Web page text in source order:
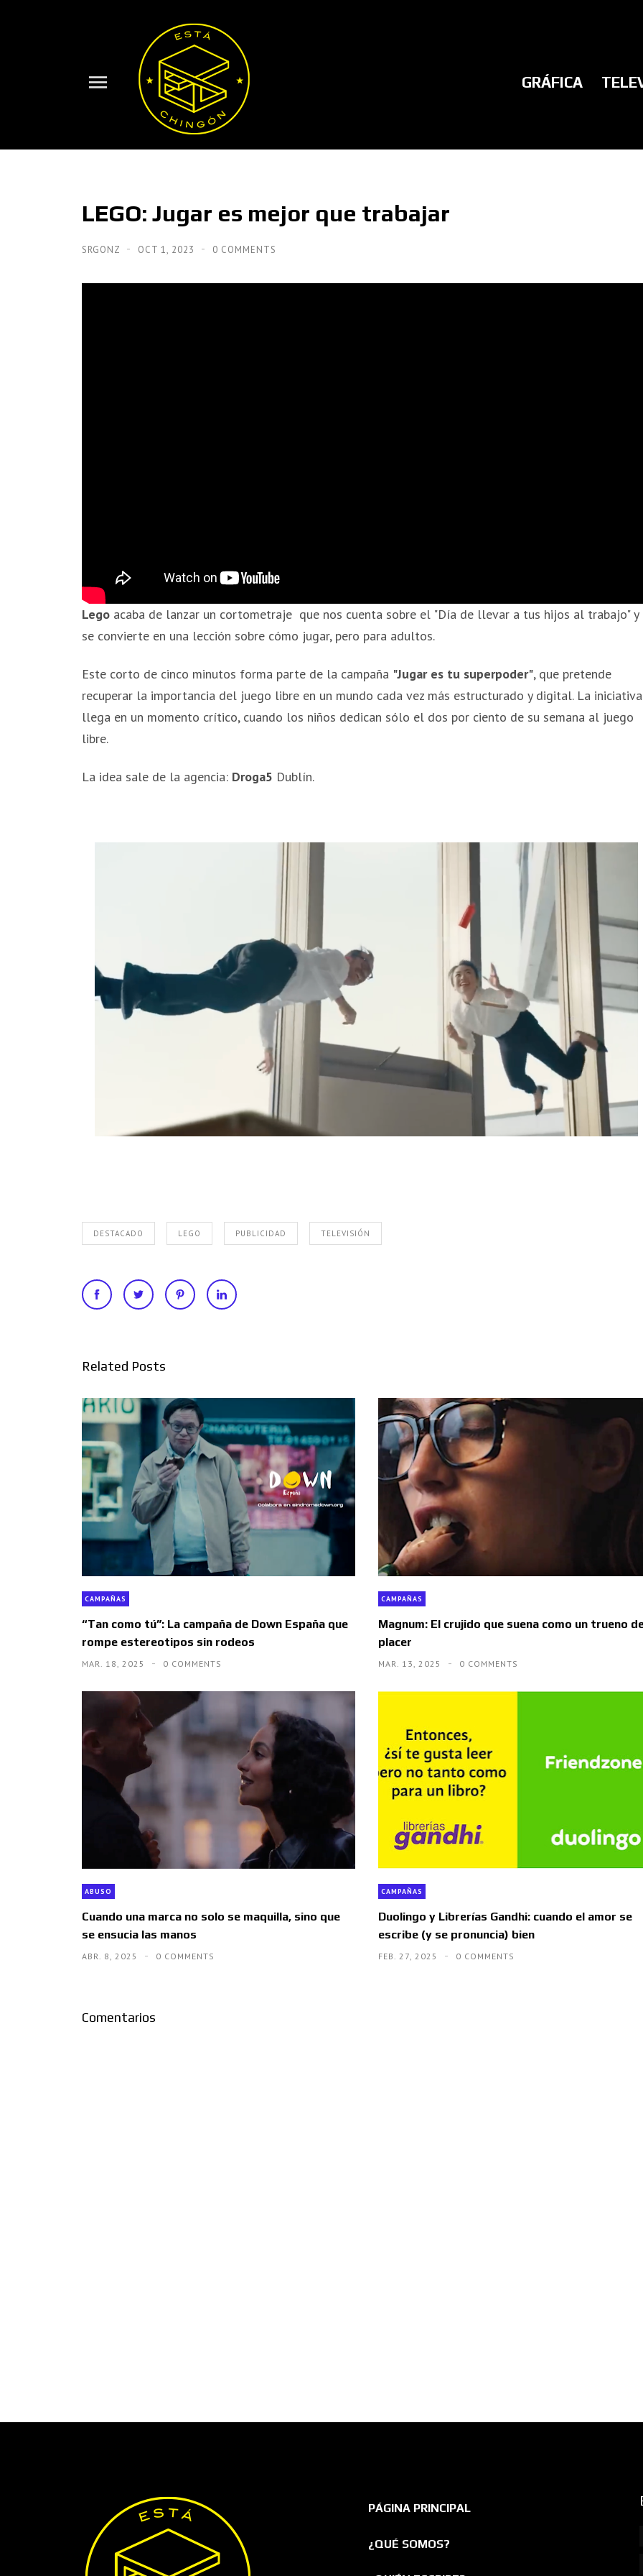
GRÁFICA
LEGO: Jugar es mejor que trabajar
SRGONZ OCT 1, 2023 0 COMMENTS
Lego acaba de lanzar un cortometraje que nos cuenta sobre el "Día de llevar a tus hijos al trabajo" y
se convierte en una lección sobre cómo jugar, pero para adultos.
Este corto de cinco minutos forma parte de la campaña "Jugar es tu superpoder", que pretende
recuperar la importancia del juego libre en un mundo cada vez más estructurado y digital. La iniciativa
llega en un momento crítico, cuando los niños dedican sólo el dos por ciento de su semana al juego
libre.
La idea sale de la agencia: Droga5 Dublín.
DESTACADO LEGO PUBLICIDAD TELEVISIÓN
Related Posts
CAMPAÑAS
“Tan como tú”: La campaña de Down España que
rompe estereotipos sin rodeos
MAR. 18, 2025 0 COMMENTS
CAMPAÑAS
Magnum: El crujido que suena como un trueno
placer
MAR. 13, 2025 0 COMMENTS
ABUSO
Cuando una marca no solo se maquilla, sino que
se ensucia las manos
ABR. 8, 2025 0 COMMENTS
CAMPAÑAS
Duolingo y Librerías Gandhi: cuando el amor se
escribe (y se pronuncia) bien
FEB. 27, 2025 0 COMMENTS
Comentarios
PÁGINA PRINCIPAL
¿QUÉ SOMOS?